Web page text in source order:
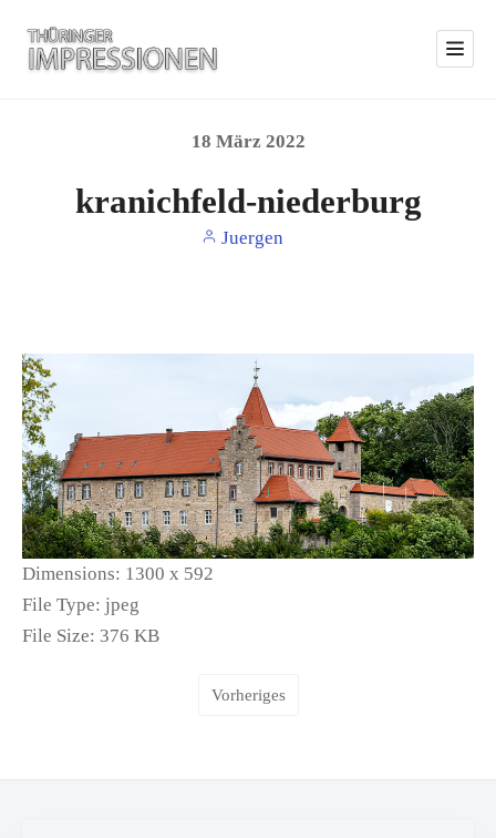
18 März 2022
kranichfeld-niederburg
Juergen
Dimensions: 1300 x 592
File Type: jpeg
File Size: 376 KB
Vorheriges